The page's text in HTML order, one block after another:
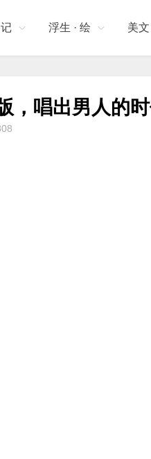
浮生 · 绘 美文
，唱出男人的